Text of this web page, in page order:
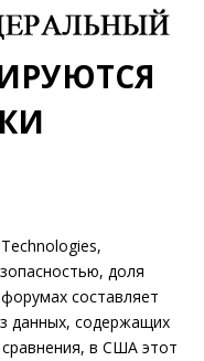
доля
составляет
данных, содержащих
в США этот